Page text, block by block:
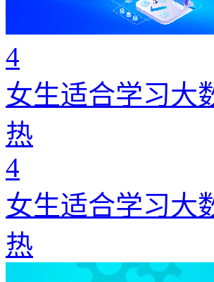
4
女生适合学习大
热
4
女生适合学习大
热